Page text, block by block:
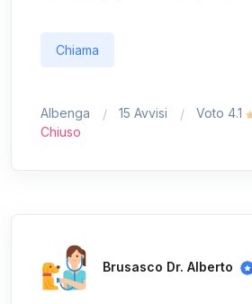
Chiama
Albenga 15 Avvisi
Voto 4.1
Chiuso
Brusasco Dr. Alberto